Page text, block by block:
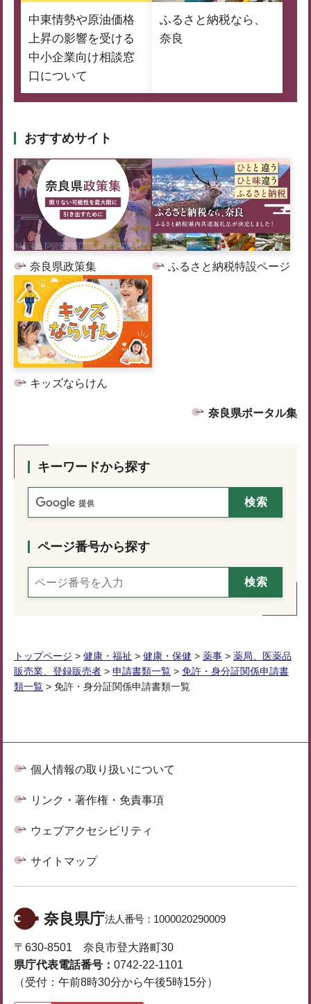
中東情勢や原油価格
上昇の影響を受ける
中小企業向け相談窓
口について
ふるさと納税なら、
奈良
おすすめサイト
奈良県政策集 ふるさと納税特設ページ
キッズならけん
奈良県ポータル集
キーワードから探す
ページ番号から探す
トップページ > 健康・福祉 > 健康・保健 > 薬事 > 薬局、医薬品
販売業、登録販売者 > 申請書類一覧 > 免許・身分証関係申請書
類一覧 > 免許・身分証関係申請書類一覧
個人情報の取り扱いについて
リンク・著作権・免責事項
ウェブアクセシビリティ
サイトマップ
奈良県庁法人番号： 1000020290009
〒630-8501 奈良市登大路町30
県庁代表電話番号： 0742-22-1101
（受付：午前8時30分から午後5時15分）